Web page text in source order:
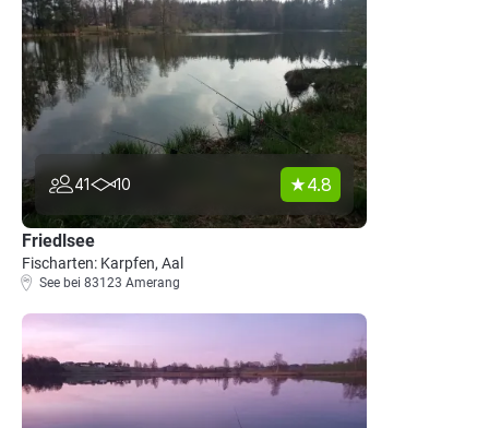
41 10 4.8
Friedlsee
Fischarten: Karpfen, Aal
See bei 83123 Amerang